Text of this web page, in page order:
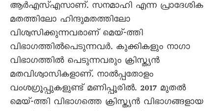
ആർഎസ്എസാണ്. സനമാഹി എന്ന പ്രാദേശിക
മതത്തിലോ ഹിന്ദുമതത്തിലോ
വിശ്വസിക്കുന്നവരാണ് മെയ്-ത്തി
വിഭാഗത്തിൽപെടുന്നവർ. കുക്കികളും നാഗാ
വിഭാഗത്തിൽ പെടുന്നവരും ക്രിസ്ത്യൻ
മതവിശ്വാസികളാണ്. നാൽപ്പതോളം
വംശഗ്രൂപ്പുകളുണ്ട് മണിപ്പൂരിൽ. 2017 മുതൽ
മെയ്-ത്തി വിഭാഗത്തെ ക്രിസ്ത്യൻ വിഭാഗങ്ങളായ